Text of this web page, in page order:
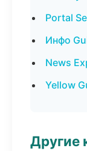
Portal
Инфо
News
Yellow
Другие